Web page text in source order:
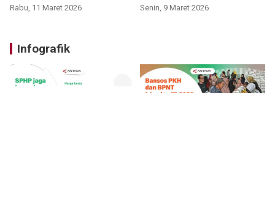
Rabu, 11 Maret 2026 Senin, 9 Maret 2026
Infografik